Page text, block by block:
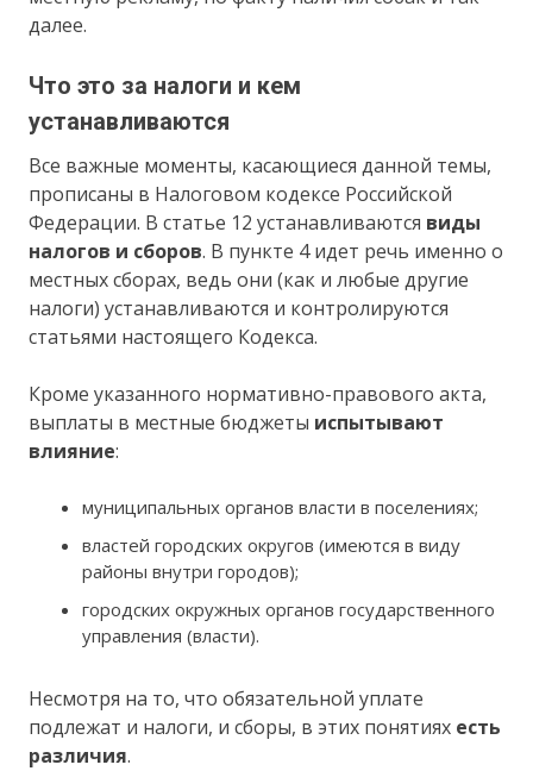
далее.
Что это за налоги и кем
устанавливаются
Все важные моменты, касающиеся данной темы,
прописаны в Налоговом кодексе Российской
Федерации. В статье 12 устанавливаются виды
налогов и сборов. В пункте 4 идет речь именно о
местных сборах, ведь они (как и любые другие
налоги) устанавливаются и контролируются
статьями настоящего Кодекса.
Кроме указанного нормативно-правового акта,
выплаты в местные бюджеты испытывают
влияние:
муниципальных органов власти в поселениях;
властей городских округов (имеются в виду
районы внутри городов);
городских окружных органов государственного
управления (власти).
Несмотря на то, что обязательной уплате
подлежат и налоги, и сборы, в этих понятиях есть
различия.